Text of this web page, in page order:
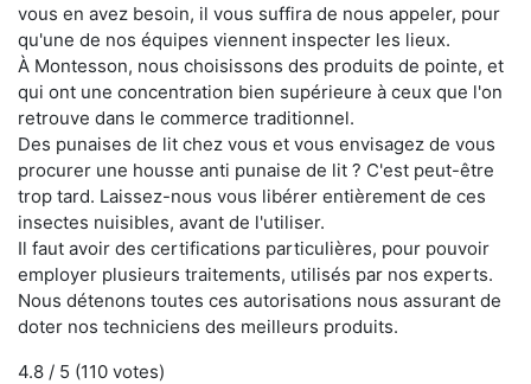
vous en avez besoin, il vous suffira de nous appeler, pour
qu'une de nos équipes viennent inspecter les lieux.
À Montesson, nous choisissons des produits de pointe, et
qui ont une concentration bien supérieure à ceux que l'on
retrouve dans le commerce traditionnel.
Des punaises de lit chez vous et vous envisagez de vous
procurer une housse anti punaise de lit ? C'est peut-être
trop tard. Laissez-nous vous libérer entièrement de ces
insectes nuisibles, avant de l'utiliser.
Il faut avoir des certifications particulières, pour pouvoir
employer plusieurs traitements, utilisés par nos experts.
Nous détenons toutes ces autorisations nous assurant de
doter nos techniciens des meilleurs produits.
4.8 / 5 (110 votes)